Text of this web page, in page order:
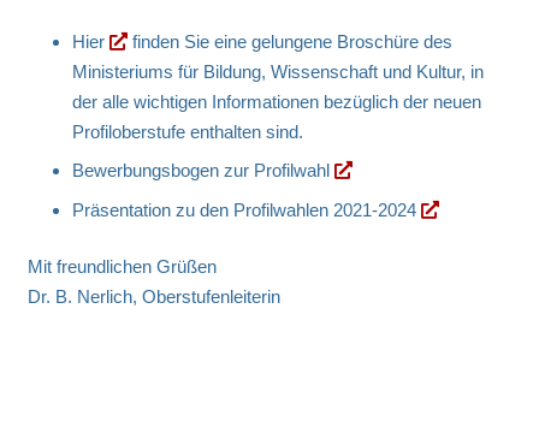
Hier
finden Sie eine gelungene Broschüre des
Ministeriums für Bildung, Wissenschaft und Kultur, in
der alle wichtigen Informationen bezüglich der neuen
Profiloberstufe enthalten sind.
Bewerbungsbogen zur Profilwahl
Präsentation zu den Profilwahlen 2021-2024
Mit freundlichen Grüßen
Dr. B. Nerlich, Oberstufenleiterin